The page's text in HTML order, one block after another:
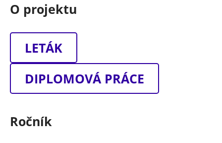
O projektu
LETÁK
DIPLOMOVÁ PRÁCE
Ročník